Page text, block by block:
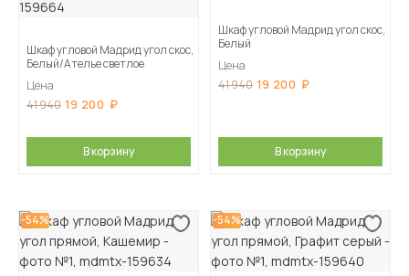
Шкаф угловой Мадрид угол скос,
Белый/Ателье светлое
Цена
41 940 19 200
В корзину
Шкаф угловой Мадрид угол скос,
Белый
Цена
41 940 19 200
В корзину
-54% -54%